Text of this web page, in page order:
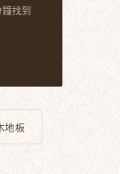
找到
地板